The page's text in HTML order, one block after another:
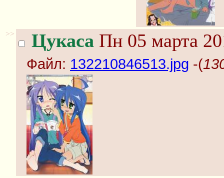
>> Цукаса Пн 05 марта
Файл: 132210846513.jpg -(